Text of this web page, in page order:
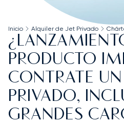
Inicio Alquiler de Jet Privado
PRODUCTO
CONTRATE UN
PRIVADO,
GRANDES